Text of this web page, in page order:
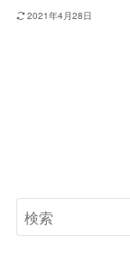
2021年4月28日